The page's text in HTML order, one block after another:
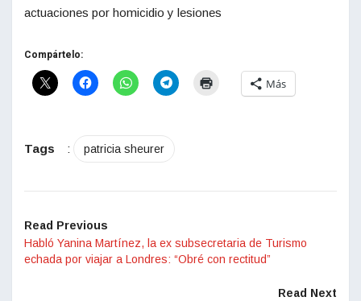
actuaciones por homicidio y lesiones
Compártelo:
Más
Tags : patricia sheurer
Read Previous
Habló Yanina Martínez, la ex subsecretaria de Turismo
echada por viajar a Londres: “Obré con rectitud”
Read Next